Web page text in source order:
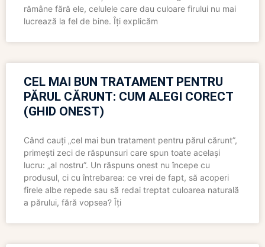
rămâne fără ele, celulele care dau culoare firului nu mai
lucrează la fel de bine. Îți explicăm
CEL MAI BUN TRATAMENT PENTRU
PĂRUL CĂRUNT: CUM ALEGI CORECT
(GHID ONEST)
Când cauți „cel mai bun tratament pentru părul cărunt”,
primești zeci de răspunsuri care spun toate același
lucru: „al nostru”. Un răspuns onest nu începe cu
produsul, ci cu întrebarea: ce vrei de fapt, să acoperi
firele albe repede sau să redai treptat culoarea naturală
a părului, fără vopsea? Îți